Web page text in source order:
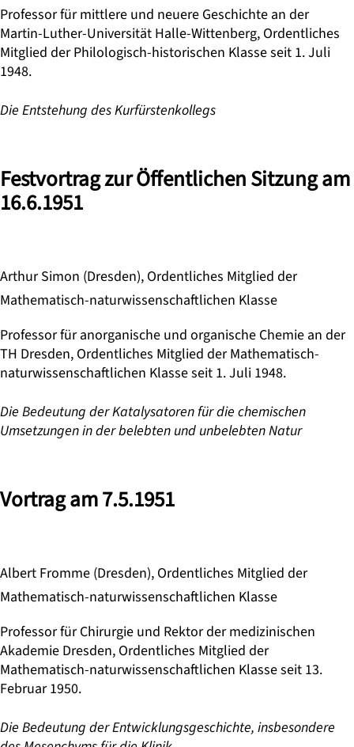
Professor für mittlere und neuere Geschichte an der
Martin-Luther-Universität Halle-Wittenberg, Ordentliches
Mitglied der Philologisch-historischen Klasse seit 1. Juli
1948.
Die Entstehung des Kurfürstenkollegs
Festvortrag zur Öffentlichen Sitzung am
16.6.1951
Arthur Simon (Dresden), Ordentliches Mitglied der
Mathematisch-naturwissenschaftlichen Klasse
Professor für anorganische und organische Chemie an der
TH Dresden, Ordentliches Mitglied der Mathematisch-
naturwissenschaftlichen Klasse seit 1. Juli 1948.
Die Bedeutung der Katalysatoren für die chemischen
Umsetzungen in der belebten und unbelebten Natur
Vortrag am 7.5.1951
Albert Fromme (Dresden), Ordentliches Mitglied der
Mathematisch-naturwissenschaftlichen Klasse
Professor für Chirurgie und Rektor der medizinischen
Akademie Dresden, Ordentliches Mitglied der
Mathematisch-naturwissenschaftlichen Klasse seit 13.
Februar 1950.
Die Bedeutung der Entwicklungsgeschichte, insbesondere